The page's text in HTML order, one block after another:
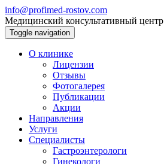
info@profimed-rostov.com
Медицинский консультативный центр
Toggle navigation
О клинике
Лицензии
Отзывы
Фотогалерея
Публикации
Акции
Направления
Услуги
Специалисты
Гастроэнтерологи
Гинекологи